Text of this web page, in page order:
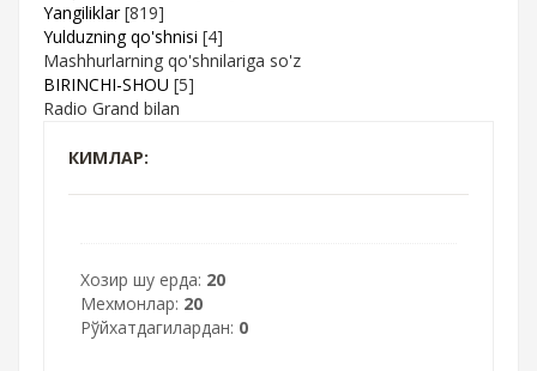
Yangiliklar [819]
Yulduzning qo'shnisi [4]
Mashhurlarning qo'shnilariga so'z
BIRINCHI-SHOU [5]
Radio Grand bilan
КИМЛАР:
Хозир шу ерда: 20
Мехмонлар: 20
Рўйхатдагилардан: 0